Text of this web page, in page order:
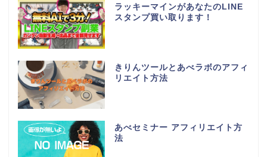
ラッキーマインがあなたのLINE
スタンプ買い取ります！
きりんツールとあべラボのアフィ
リエイト方法
あべセミナー アフィリエイト方
法